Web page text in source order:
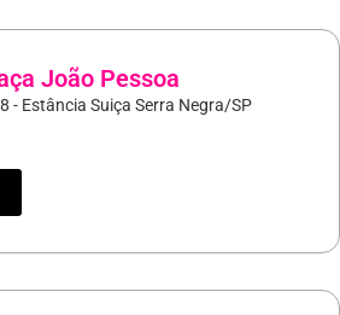
João Pessoa
- Estância Suiça Serra Negra/SP